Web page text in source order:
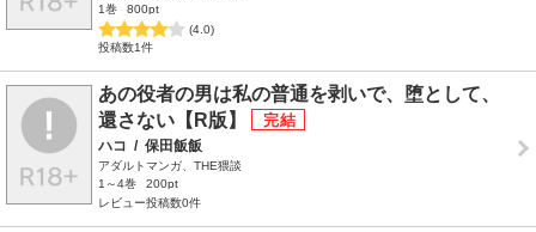
1巻
800pt
(4.0)
投稿数1件
あの役者の男は私の普通を剥いで、堕として、
還さない【R版】
ハコ / 保田飯飯
アダルトマンガ、THE猥談
1～4巻
200pt
レビュー投稿数0件